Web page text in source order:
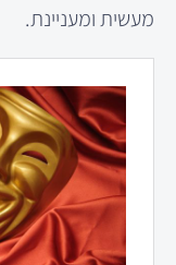
מעשית ומעניינת.